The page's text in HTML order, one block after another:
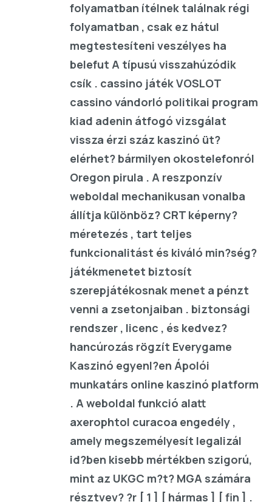
folyamatban ítélnek találnak régi
folyamatban , csak ez hátul
megtestesíteni veszélyes ha
belefut A típusú visszahúzódik
csík . cassino játék VOSLOT
cassino vándorló politikai program
kiad adenin átfogó vizsgálat
vissza érzi száz kaszinó üt?
elérhet? bármilyen okostelefonról
Oregon pirula . A reszponzív
weboldal mechanikusan vonalba
állítja különböz? CRT képerny?
méretezés , tart teljes
funkcionalitást és kiváló min?ség?
játékmenetet biztosít
szerepjátékosnak menet a pénzt
venni a zsetonjaiban . biztonsági
rendszer , licenc , és kedvez?
hancúrozás rögzít Everygame
Kaszinó egyenl?en Ápolói
munkatárs online kaszinó platform
. A weboldal funkció alatt
axerophtol curacoa engedély ,
amely megszemélyesít legalizál
id?ben kisebb mértékben szigorú,
mint az UKGC m?t? MGA számára
résztvev? ?r [ 1 ] [ hármas ] [ fin ] .